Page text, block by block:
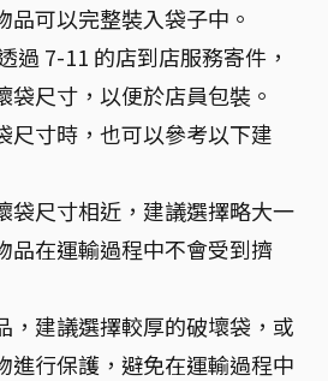
品可以完整裝入袋子中。
過 7-11 的店到店服務寄件，
袋尺寸，以便於店員包裝。
尺寸時，也可以參考以下建
袋尺寸相近，建議選擇略大一
品在運輸過程中不會受到擠
，建議選擇較厚的破壞袋，或
進行保護，避免在運輸過程中